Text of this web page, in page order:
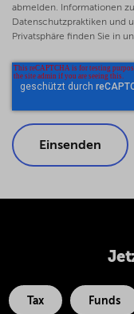
abmelden. Informationen
Datenschutzpraktiken und
Privatsphäre finden Sie in
Tax Funds